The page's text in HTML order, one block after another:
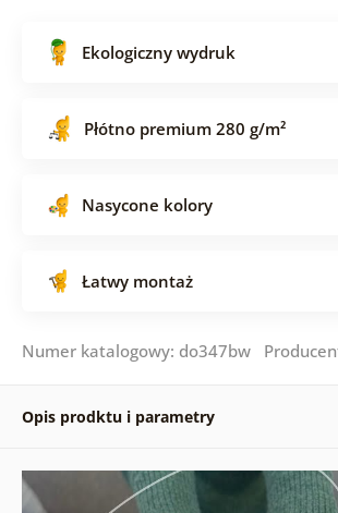
Ekologiczny wydruk
Płótno premium 280 g/m²
Nasycone kolory
Łatwy montaż
Numer katalogowy: do347bw
Opis prodktu i parametry